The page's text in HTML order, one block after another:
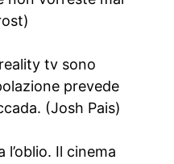
tv sono
prevede
(Josh Pais)
Il cinema